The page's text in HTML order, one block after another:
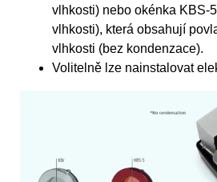
vlhkosti) nebo okénka KBS-
vlhkosti), která obsahují
vlhkosti (bez kondenzace).
Volitelně lze nainstalovat